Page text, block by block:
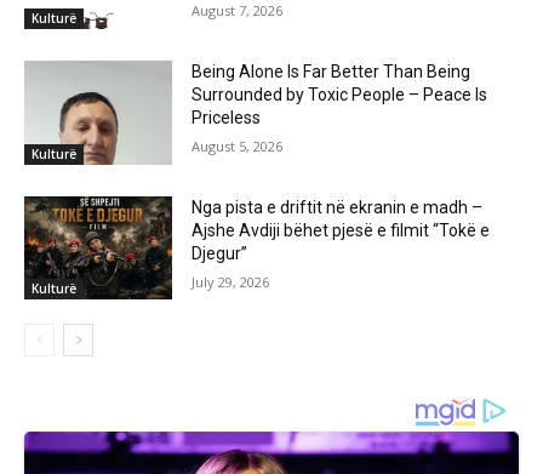
Kulturë August 7, 2026
Kulturë
Being Alone Is Far Better Than Being
Surrounded by Toxic People – Peace Is
Priceless
August 5, 2026
Kulturë
Nga pista e driftit në ekranin e madh –
Ajshe Avdiji bëhet pjesë e filmit “Tokë e
Djegur”
July 29, 2026